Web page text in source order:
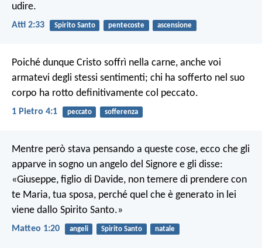
udire.
Atti 2:33 Spirito Santo pentecoste ascensione
Poiché dunque Cristo soffrì nella carne, anche voi
armatevi degli stessi sentimenti; chi ha sofferto nel suo
corpo ha rotto definitivamente col peccato.
1 Pietro 4:1 peccato sofferenza
Mentre però stava pensando a queste cose, ecco che gli
apparve in sogno un angelo del Signore e gli disse:
«Giuseppe, figlio di Davide, non temere di prendere con
te Maria, tua sposa, perché quel che è generato in lei
viene dallo Spirito Santo.»
Matteo 1:20 angeli Spirito Santo natale